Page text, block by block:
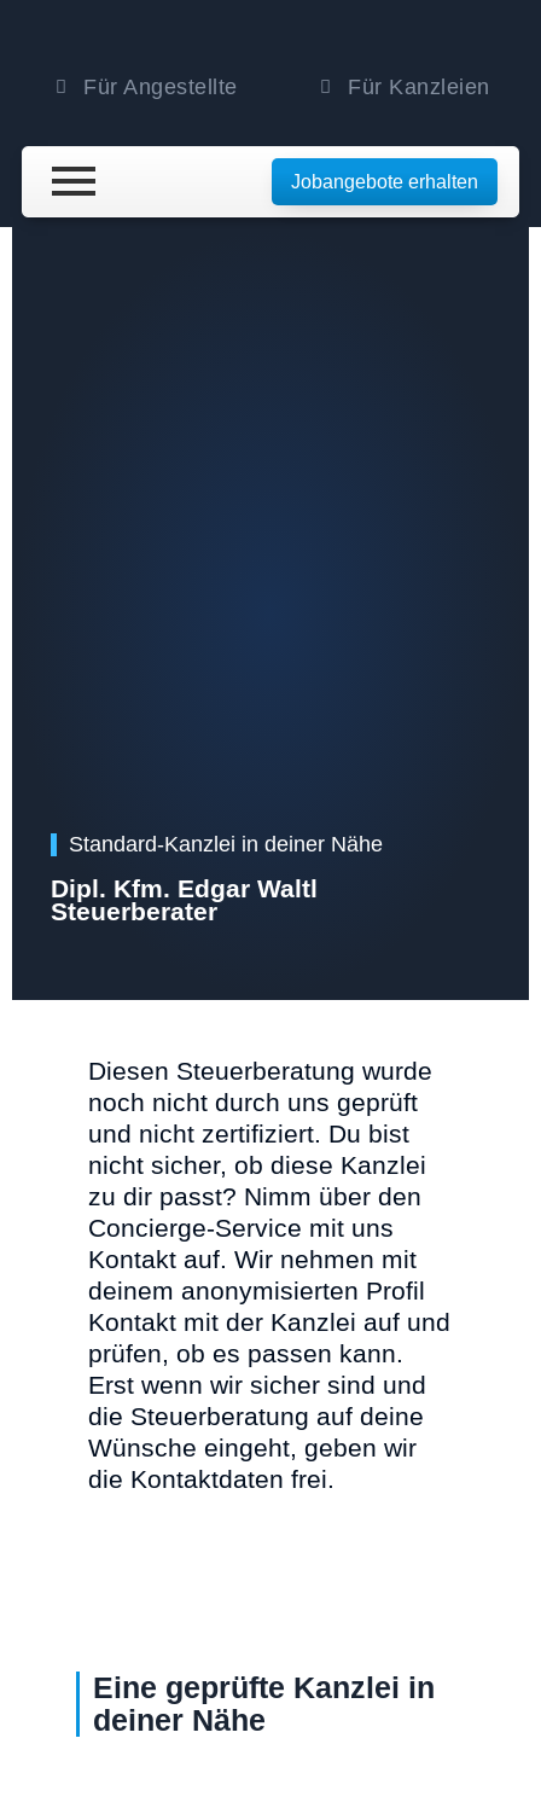
Für Angestellte Für Kanzleien
Jobangebote erhalten
Standard-Kanzlei in deiner Nähe
Dipl. Kfm. Edgar Waltl
Steuerberater
Diesen Steuerberatung wurde
noch nicht durch uns geprüft
und nicht zertifiziert. Du bist
nicht sicher, ob diese Kanzlei
zu dir passt? Nimm über den
Concierge-Service mit uns
Kontakt auf. Wir nehmen mit
deinem anonymisierten Profil
Kontakt mit der Kanzlei auf und
prüfen, ob es passen kann.
Erst wenn wir sicher sind und
die Steuerberatung auf deine
Wünsche eingeht, geben wir
die Kontaktdaten frei.
Eine geprüfte Kanzlei in
deiner Nähe